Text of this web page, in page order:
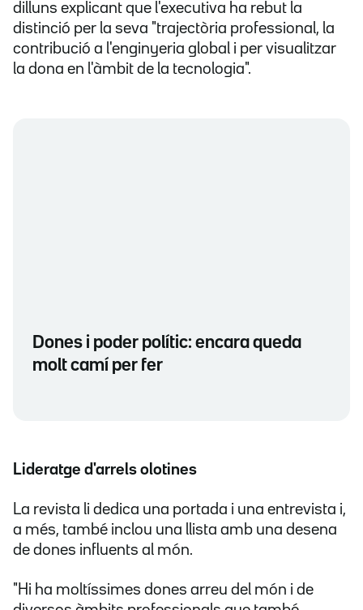
dilluns explicant que l'executiva ha rebut la
distinció per la seva "trajectòria professional, la
contribució a l'enginyeria global i per visualitzar
la dona en l'àmbit de la tecnologia".
Dones i poder polític: encara queda
molt camí per fer
Lideratge d'arrels olotines
La revista li dedica una portada i una entrevista i,
a més, també inclou una llista amb una desena
de dones influents al món.
"Hi ha moltíssimes dones arreu del món i de